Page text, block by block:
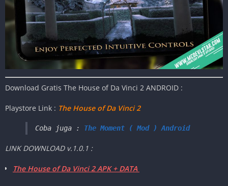
Download Gratis The House of Da Vinci 2 ANDROID :
Playstore Link : The House of Da Vinci 2
Coba juga : The Moment ( Mod ) Android
LINK DOWNLOAD v.1.0.1 :
The House of Da Vinci 2 APK + DATA